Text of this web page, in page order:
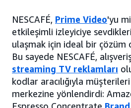
NESCAFÉ, Prime Video'yu
etkileşimli izleyiciye
ulaşmak için ideal bir çözüm
Bu sayede NESCAFÉ,
streaming TV reklamları
kodlar aracılığıyla
merkezine yönlendirdi: